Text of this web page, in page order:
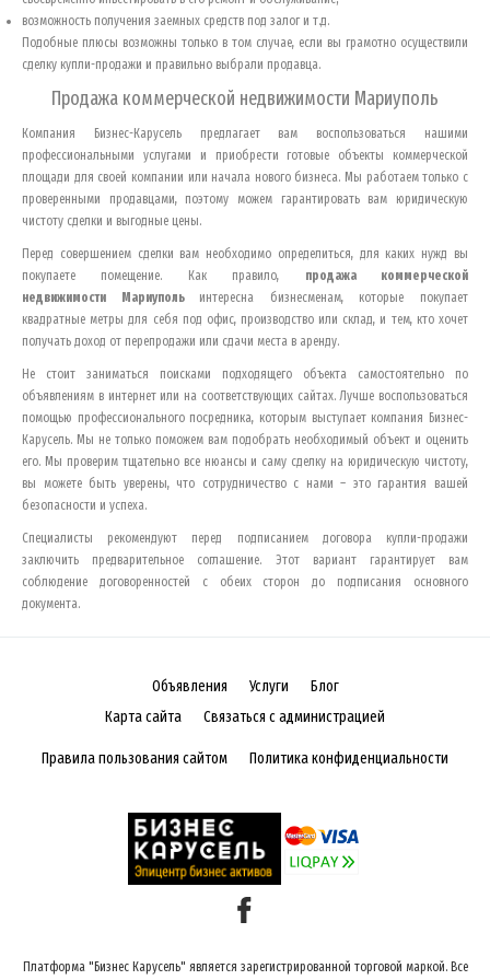
возможность получения заемных средств под залог и т.д.
Подобные плюсы возможны только в том случае, если вы грамотно осуществили
сделку купли-продажи и правильно выбрали продавца.
Продажа коммерческой недвижимости Мариуполь
Компания Бизнес-Карусель предлагает вам воспользоваться нашими
профессиональными услугами и приобрести готовые объекты коммерческой
площади для своей компании или начала нового бизнеса. Мы работаем только с
проверенными продавцами, поэтому можем гарантировать вам юридическую
чистоту сделки и выгодные цены.
Перед совершением сделки вам необходимо определиться, для каких нужд вы
покупаете помещение. Как правило, продажа коммерческой
недвижимости Мариуполь интересна бизнесменам, которые покупает
квадратные метры для себя под офис, производство или склад, и тем, кто хочет
получать доход от перепродажи или сдачи места в аренду.
Не стоит заниматься поисками подходящего объекта самостоятельно по
объявлениям в интернет или на соответствующих сайтах. Лучше воспользоваться
помощью профессионального посредника, которым выступает компания Бизнес-
Карусель. Мы не только поможем вам подобрать необходимый объект и оценить
его. Мы проверим тщательно все нюансы и саму сделку на юридическую чистоту,
вы можете быть уверены, что сотрудничество с нами – это гарантия вашей
безопасности и успеха.
Специалисты рекомендуют перед подписанием договора купли-продажи
заключить предварительное соглашение. Этот вариант гарантирует вам
соблюдение договоренностей с обеих сторон до подписания основного
документа.
Объявления Услуги
Блог
Карта сайта
Связаться с администрацией
Правила пользования сайтом Политика конфиденциальности
Платформа "Бизнес Карусель" является зарегистрированной торговой маркой. Все